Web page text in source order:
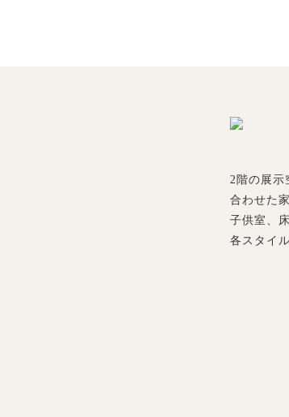
2階の展示
合わせた
子供室、
各スタイ